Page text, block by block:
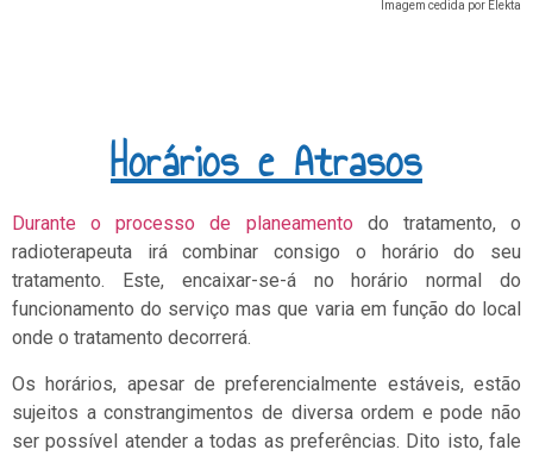
Imagem cedida por Elekta
Horários e Atrasos
Durante o processo de planeamento do tratamento, o
radioterapeuta irá combinar consigo o horário do seu
tratamento. Este, encaixar-se-á no horário normal do
funcionamento do serviço mas que varia em função do local
onde o tratamento decorrerá.
Os horários, apesar de preferencialmente estáveis, estão
sujeitos a constrangimentos de diversa ordem e pode não
ser possível atender a todas as preferências. Dito isto, fale